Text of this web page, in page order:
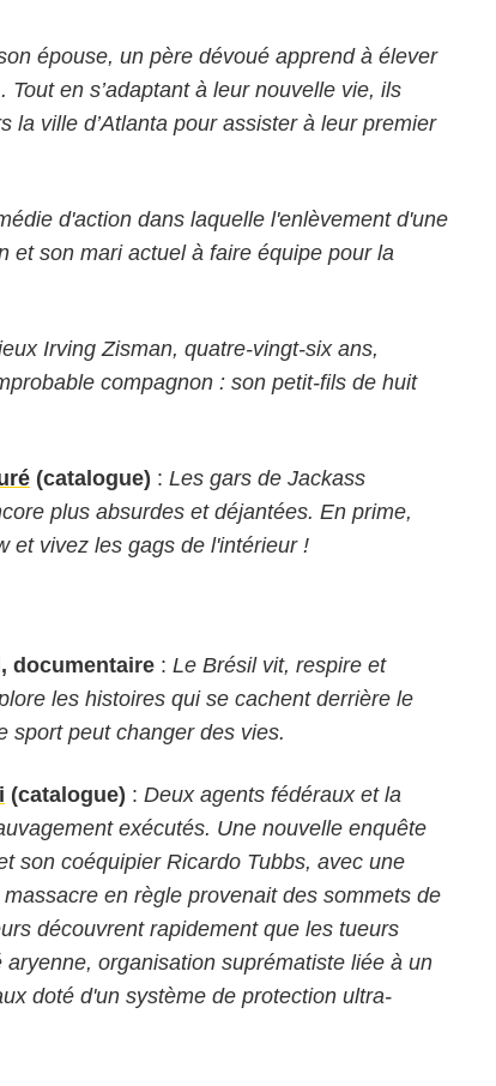
épouse, un père dévoué apprend à éle­ver
en s’a­dap­tant à leur nou­velle vie, ils
la ville d’Atlanta pour assis­ter à leur pre­mier
d'action dans laquelle l'enlèvement d'une
et son mari actuel à faire équipe pour la
Irving Zisman, quatre-vingt-six ans,
compagnon : son petit-fils de huit
(catalogue) : Les gars de Jackass
plus absurdes et déjantées. En prime,
et vivez les gags de l'intérieur !
documentaire : Le Brésil vit, respire et
les histoires qui se cachent derrière le
sport peut changer des vies.
(catalogue) : Deux agents fédéraux et la
exécutés. Une nouvelle enquête
son coéquipier Ricardo Tubbs, avec une
en règle provenait des sommets de
découvrent rapidement que les tueurs
organisation suprématiste liée à un
doté d'un système de protection ultra-